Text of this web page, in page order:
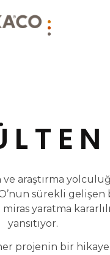
araştırma
sürekli gelişen
yaratma
yansıtıyor.
projenin bir hikaye